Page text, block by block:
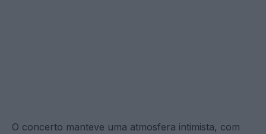
O concerto manteve uma atmosfera intimista, com